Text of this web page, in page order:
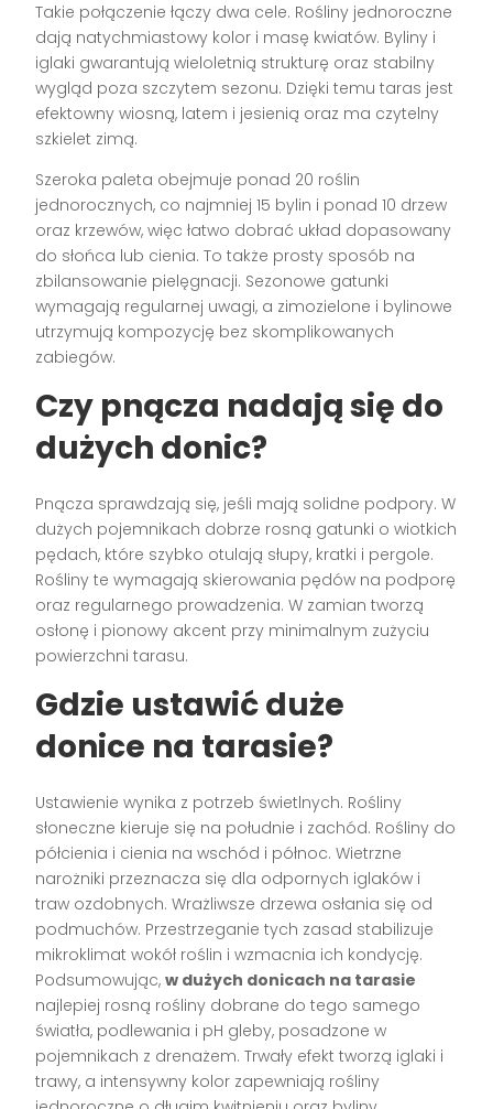
Takie połączenie łączy dwa cele. Rośliny jednoroczne
dają natychmiastowy kolor i masę kwiatów. Byliny i
iglaki gwarantują wieloletnią strukturę oraz stabilny
wygląd poza szczytem sezonu. Dzięki temu taras jest
efektowny wiosną, latem i jesienią oraz ma czytelny
szkielet zimą.
Szeroka paleta obejmuje ponad 20 roślin
jednorocznych, co najmniej 15 bylin i ponad 10 drzew
oraz krzewów, więc łatwo dobrać układ dopasowany
do słońca lub cienia. To także prosty sposób na
zbilansowanie pielęgnacji. Sezonowe gatunki
wymagają regularnej uwagi, a zimozielone i bylinowe
utrzymują kompozycję bez skomplikowanych
zabiegów.
Czy pnącza nadają się do
dużych donic?
Pnącza sprawdzają się, jeśli mają solidne podpory. W
dużych pojemnikach dobrze rosną gatunki o wiotkich
pędach, które szybko otulają słupy, kratki i pergole.
Rośliny te wymagają skierowania pędów na podporę
oraz regularnego prowadzenia. W zamian tworzą
osłonę i pionowy akcent przy minimalnym zużyciu
powierzchni tarasu.
Gdzie ustawić duże
donice na tarasie?
Ustawienie wynika z potrzeb świetlnych. Rośliny
słoneczne kieruje się na południe i zachód. Rośliny do
półcienia i cienia na wschód i północ. Wietrzne
narożniki przeznacza się dla odpornych iglaków i
traw ozdobnych. Wrażliwsze drzewa osłania się od
podmuchów. Przestrzeganie tych zasad stabilizuje
mikroklimat wokół roślin i wzmacnia ich kondycję.
Podsumowując,w dużych donicach na tarasie
najlepiej rosną rośliny dobrane do tego samego
światła, podlewania i pH gleby, posadzone w
pojemnikach z drenażem. Trwały efekt tworzą iglaki i
trawy, a intensywny kolor zapewniają rośliny